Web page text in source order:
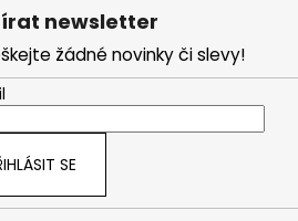
newsletter
žádné novinky či slevy!
SE